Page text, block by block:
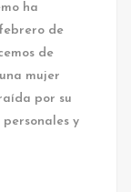
ha
de
de
mujer
por su
y